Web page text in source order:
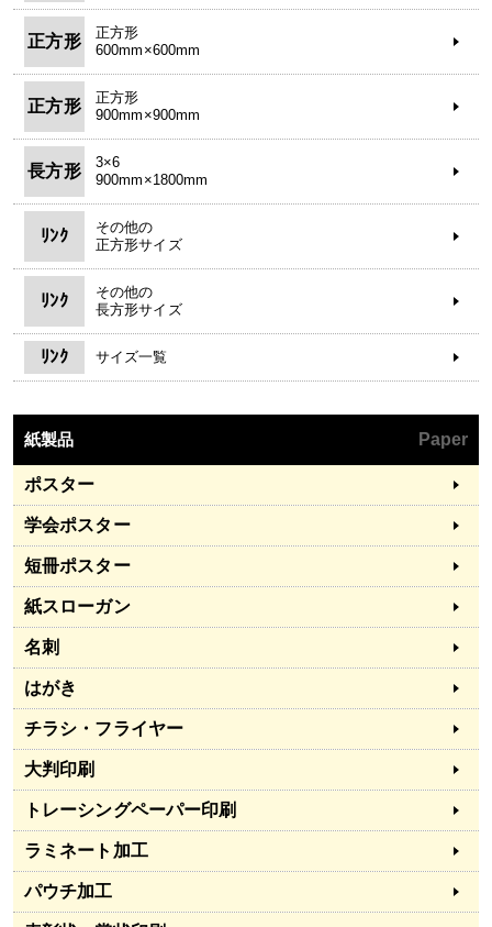
正方形
正方形
600mm×600mm
正方形
正方形
900mm×900mm
長方形
3×6
900mm×1800mm
ﾘﾝｸ
その他の
正方形サイズ
ﾘﾝｸ
その他の
長方形サイズ
ﾘﾝｸ サイズ一覧
紙製品 Paper
ポスター
学会ポスター
短冊ポスター
紙スローガン
名刺
はがき
チラシ・フライヤー
大判印刷
トレーシングペーパー印刷
ラミネート加工
パウチ加工